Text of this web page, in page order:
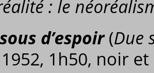
: le
d’espoir(Due
1h50, noir